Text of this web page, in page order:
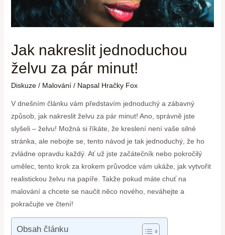
Jak nakreslit jednoduchou
želvu za pár minut!
Diskuze / Malování/ Napsal Hračky Fox
V dnešním článku vám představím jednoduchý a zábavný
způsob, jak nakreslit želvu za pár minut! Ano, správně jste
slyšeli – želvu! Možná si říkáte, že kreslení není vaše silné
stránka, ale nebojte se, tento návod je tak jednoduchý, že ho
zvládne opravdu každý. Ať už jste začátečník nebo pokročilý
umělec, tento krok za krokem průvodce vám ukáže, jak vytvořit
realistickou želvu na papíře. Takže pokud máte chuť na
malování a chcete se naučit něco nového, neváhejte a
pokračujte ve čtení!
Obsah článku